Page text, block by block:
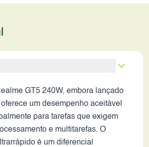
GT5 240W, embora lançado
um desempenho aceitável
para tarefas que exigem
e multitarefas. O
é um diferencial